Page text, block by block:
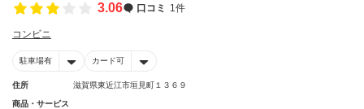
3.06
口コミ 1件
コンビニ
駐車場有 カード可
住所 滋賀県東近江市垣見町１３６９
商品・サービス